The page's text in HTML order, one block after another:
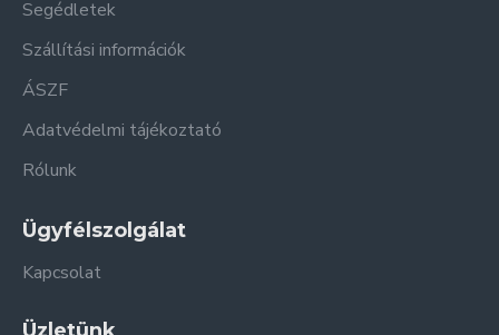
Segédletek
Szállítási információk
ÁSZF
Adatvédelmi tájékoztató
Rólunk
Ügyfélszolgálat
Kapcsolat